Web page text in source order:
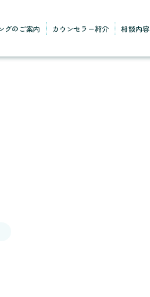
グのご案内 カウンセラー紹介 相談内容